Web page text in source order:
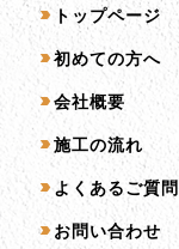
サイトマップ
トップページ
初めての方へ
会社概要
施工の流れ
よくあるご質問
お問い合わせ